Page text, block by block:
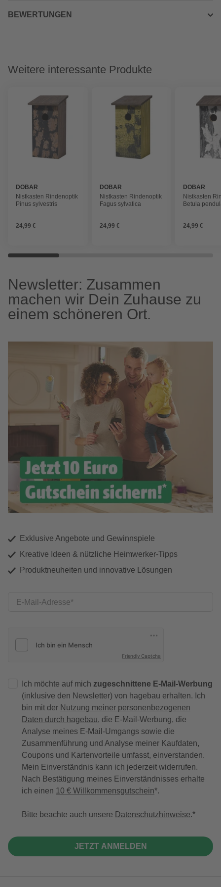
BEWERTUNGEN
Weitere interessante Produkte
DOBAR
Nistkasten Rindenoptik
Pinus sylvestris
24,99 €
DOBAR
Nistkasten Rindenoptik
Fagus sylvatica
24,99 €
DOBAR
Nistkasten
Betula
24,99 €
Newsletter: Zusammen
machen wir Dein Zuhause zu
einem schöneren Ort.
Exklusive Angebote und Gewinnspiele
Kreative Ideen & nützliche Heimwerker-Tipps
Produktneuheiten und innovative Lösungen
E-Mail-Adresse
Friendly Captcha
Ich möchte auf mich zugeschnittene E-Mail-Werbung
(inklusive den Newsletter) von hagebau erhalten. Ich
bin mit der Nutzung meiner personenbezogenen
Daten durch hagebau, die E-Mail-Werbung, die
Analyse meines E-Mail-Umgangs sowie die
Zusammenführung und Analyse meiner Kaufdaten,
Coupons und Kartenvorteile umfasst, einverstanden.
Mein Einverständnis kann ich jederzeit widerrufen.
Nach Bestätigung meines Einverständnisses erhalte
ich einen 10 € Willkommensgutschein*.
Bitte beachte auch unsere Datenschutzhinweise.
JETZT ANMELDEN